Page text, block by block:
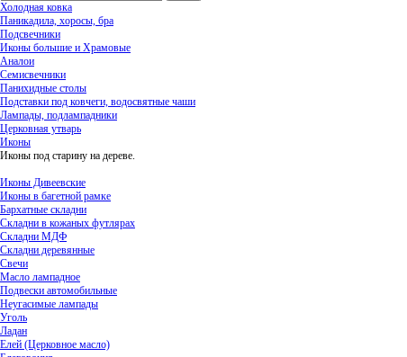
Холодная ковка
Паникадила, хоросы, бра
Подсвечники
Иконы большие и Храмовые
Аналои
Семисвечники
Панихидные столы
Подставки под ковчеги, водосвятные чаши
Лампады, подлампадники
Церковная утварь
Иконы
Иконы под старину на дереве.
Иконы Дивеевские
Иконы в багетной рамке
Бархатные складни
Складни в кожаных футлярах
Складни МДФ
Складни деревянные
Свечи
Масло лампадное
Подвески автомобильные
Неугасимые лампады
Уголь
Ладан
Елей (Церковное масло)